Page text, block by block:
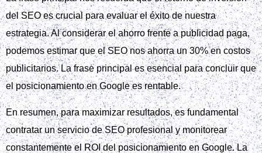
del SEO es crucial para evaluar el éxito de nuestra
estrategia. Al considerar el ahorro frente a publicidad paga,
podemos estimar que el SEO nos ahorra un 30% en costos
publicitarios. La frase principal es esencial para concluir que
el posicionamiento en Google es rentable.
En resumen, para maximizar resultados, es fundamental
contratar un servicio de SEO profesional y monitorear
constantemente el ROI del posicionamiento en Google. La